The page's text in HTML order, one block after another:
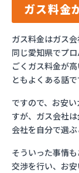
ガス料金
ガス料金はガス
同じ愛知県でプ
ごくガス料金が
ともよくある話で
ですので、お安
すが、ガス会社
会社を自分で選ぶ
そういった事情
交渉を行い、お